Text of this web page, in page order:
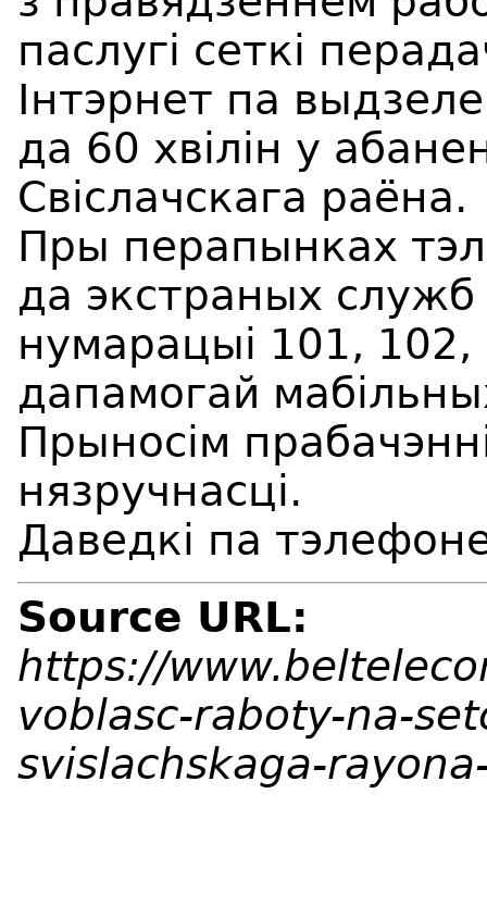
паслугі сеткі
Iнтэрнет па
да 60 хвілін у
Свiслачскага раёна.
Пры перапынках
да экстраных
нумарацыі 101,
дапамогай
Прыносім
нязручнасці.
Даведкі па
Source URL:
https://
voblasc-raboty-na-
svislachskaga-